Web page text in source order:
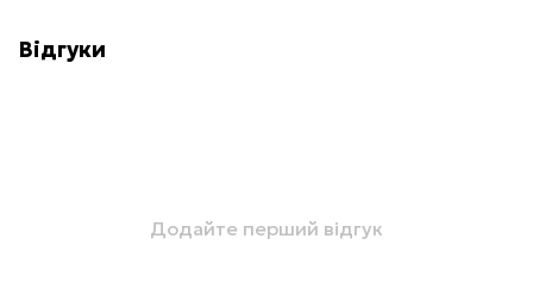
Відгуки
Додайте перший відгук